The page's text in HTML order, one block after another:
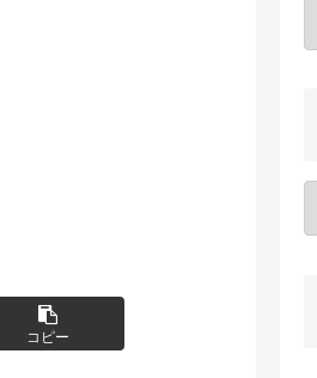
コピー